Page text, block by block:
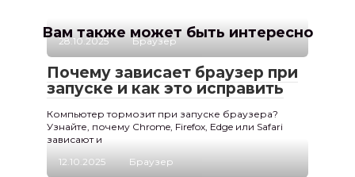
Вам также может быть интересно
28.10.2025 Браузер
Почему зависает браузер при
запуске и как это исправить
Компьютер тормозит при запуске браузера?
Узнайте, почему Chrome, Firefox, Edge или Safari
зависают и
12.10.2025
Браузер